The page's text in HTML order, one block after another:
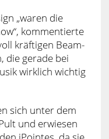
„waren die
kommentierte
kräftigen Beam-
die gerade bei
wirklich wichtig
sich unter dem
und erwiesen